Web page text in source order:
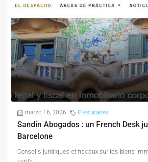
marzo 16, 2026 Prestataires
Sandin Abogados : un French Desk
Barcelone
Conseils juridiques et fiscaux sur les biens